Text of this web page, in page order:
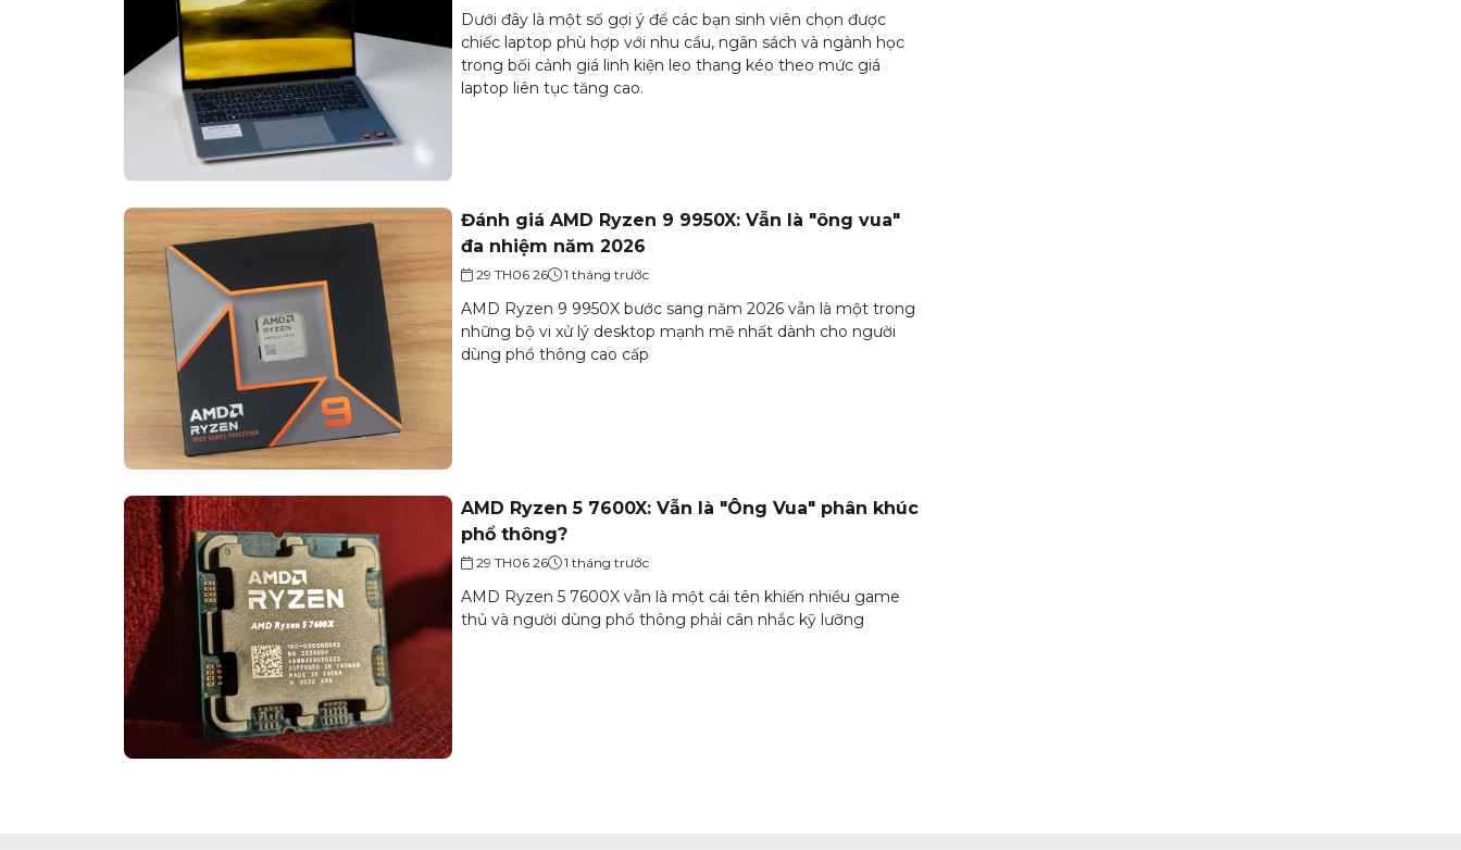
Dưới đây là một số gợi ý để các bạn sinh viên chọn được
chiếc laptop phù hợp với nhu cầu, ngân sách và ngành học
trong bối cảnh giá linh kiện leo thang kéo theo mức giá
laptop liên tục tăng cao.
Đánh giá AMD Ryzen 9 9950X: Vẫn là "ông vua"
đa nhiệm năm 2026
29 TH06 26 1 tháng trước
AMD Ryzen 9 9950X bước sang năm 2026 vẫn là một trong
những bộ vi xử lý desktop mạnh mẽ nhất dành cho người
dùng phổ thông cao cấp
AMD Ryzen 5 7600X: Vẫn là "Ông Vua" phân khúc
phổ thông?
29 TH06 26 1 tháng trước
AMD Ryzen 5 7600X vẫn là một cái tên khiến nhiều game
thủ và người dùng phổ thông phải cân nhắc kỹ lưỡng